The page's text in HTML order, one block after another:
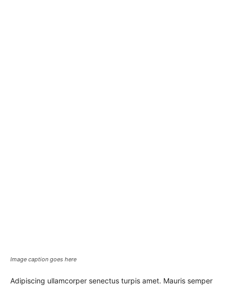
Image caption goes here
Adipiscing ullamcorper senectus turpis amet. Mauris semper